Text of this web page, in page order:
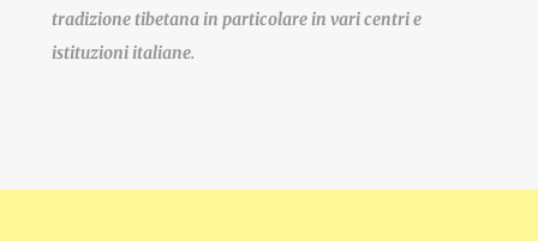
tradizione tibetana in particolare in vari centri e
istituzioni italiane.